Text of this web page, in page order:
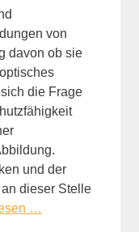
von
davon ob sie
die Frage
und der
dieser Stelle
…